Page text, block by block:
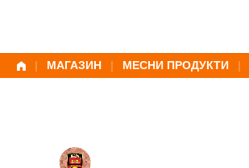
| МАГАЗИН | МЕСНИ ПРОДУКТИ |